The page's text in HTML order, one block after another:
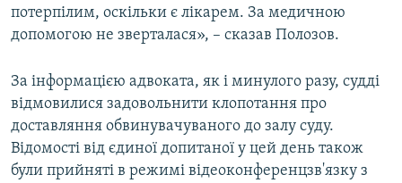
потерпілим, оскільки є лікарем. За медичною
допомогою не зверталася», – сказав Полозов.
За інформацією адвоката, як і минулого разу, судді
відмовилися задовольнити клопотання про
доставляння обвинувачуваного до залу суду.
Відомості від єдиної допитаної у цей день також
були прийняті в режимі відеоконференцзв'язку з